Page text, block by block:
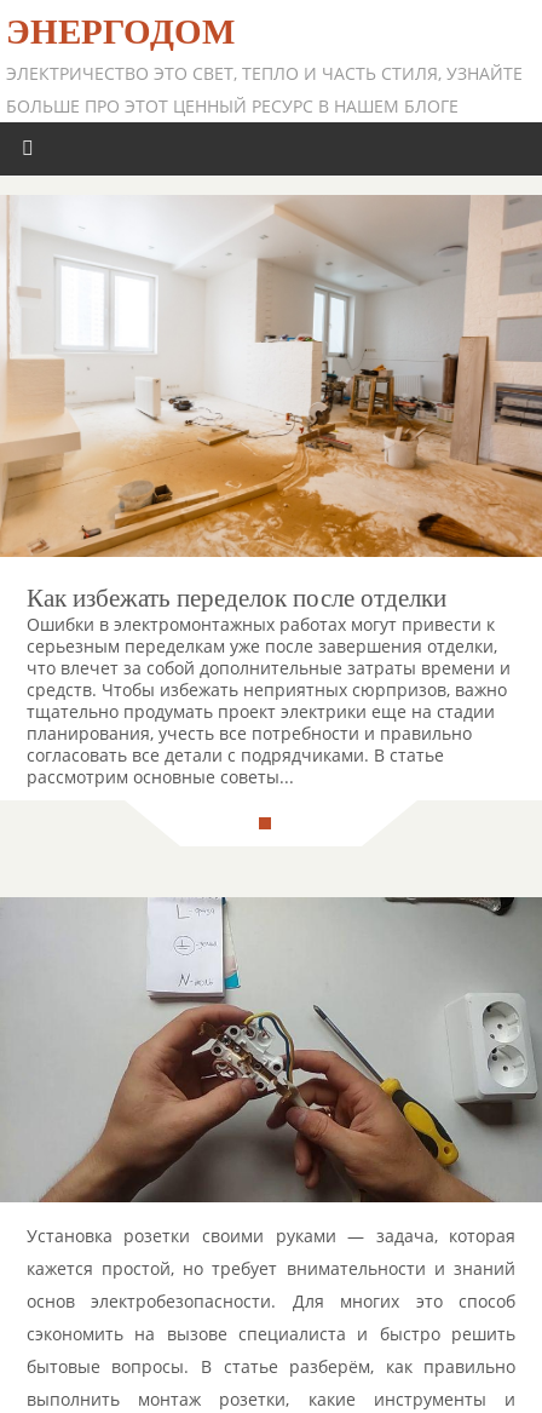
ЭНЕРГОДОМ
ЭЛЕКТРИЧЕСТВО ЭТО СВЕТ, ТЕПЛО И ЧАСТЬ СТИЛЯ, УЗНАЙТЕ
БОЛЬШЕ ПРО ЭТОТ ЦЕННЫЙ РЕСУРС В НАШЕМ БЛОГЕ
Как избежать переделок после отделки
Ошибки в электромонтажных работах могут привести к
серьезным переделкам уже после завершения отделки,
что влечет за собой дополнительные затраты времени и
средств. Чтобы избежать неприятных сюрпризов, важно
тщательно продумать проект электрики еще на стадии
планирования, учесть все потребности и правильно
согласовать все детали с подрядчиками. В статье
рассмотрим основные советы...
Установка розетки своими руками — задача, которая
кажется простой, но требует внимательности и знаний
основ электробезопасности. Для многих это способ
сэкономить на вызове специалиста и быстро решить
бытовые вопросы. В статье разберём, как правильно
выполнить монтаж розетки, какие инструменты и